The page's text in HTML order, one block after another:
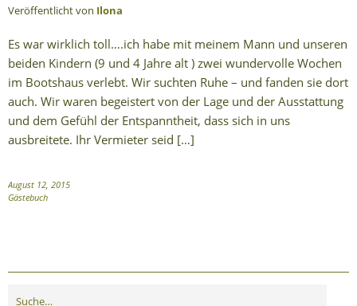
Veröffentlicht von Ilona
Es war wirklich toll….ich habe mit meinem Mann und unseren
beiden Kindern (9 und 4 Jahre alt ) zwei wundervolle Wochen
im Bootshaus verlebt. Wir suchten Ruhe – und fanden sie dort
auch. Wir waren begeistert von der Lage und der Ausstattung
und dem Gefühl der Entspanntheit, dass sich in uns
ausbreitete. Ihr Vermieter seid […]
August 12, 2015
Gästebuch